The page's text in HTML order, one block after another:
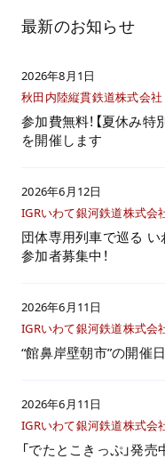
最新のお知らせ
2026年8月1日
秋田内陸縦貫鉄道株式会社
参加費無料！【夏休み
を開催します
2026年6月12日
IGRいわて銀河鉄道株式会
団体専用列車で巡る い
参加者募集中！
2026年6月11日
IGRいわて銀河鉄道株式会
“館鼻岸壁朝市”の開催
2026年6月11日
IGRいわて銀河鉄道株式会
「でたとこきっぷ」発売